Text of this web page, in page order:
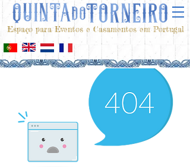
Espaço para Eventos e Casamentos em Portugal